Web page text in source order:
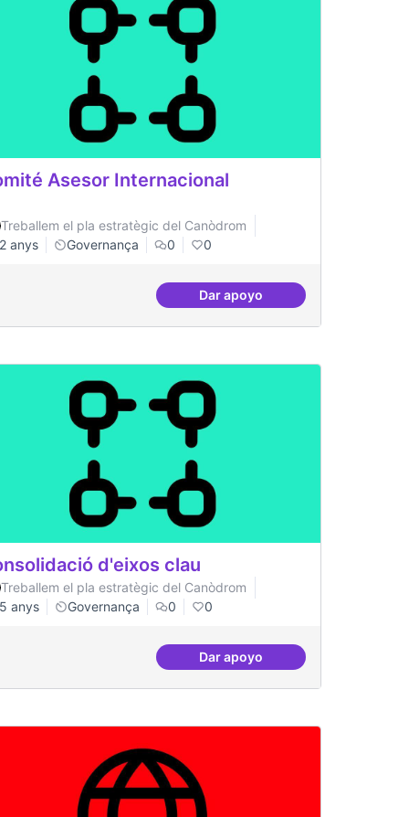
compartits
Asesor Internacional
Treballem el pla estratègic del Canòdrom
2 anys
Governança 0 0
Dar apoyoComité Asesor Internacional
d'eixos clau
Treballem el pla estratègic del Canòdrom
5 anys
Governança 0 0
Dar apoyoConsolidació d'eixos clau